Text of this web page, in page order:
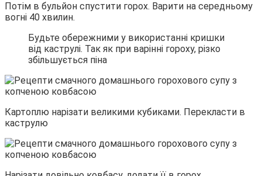
Потім в бульйон спустити горох. Варити на середньому
вогні 40 хвилин.
Будьте обережними у використанні кришки
від каструлі. Так як при варінні гороху, різко
збільшується піна
Картоплю нарізати великими кубиками. Перекласти в
каструлю